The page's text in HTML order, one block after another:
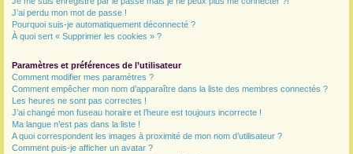
J’ai perdu mon mot de passe !
Pourquoi suis-je automatiquement déconnecté ?
À quoi sert « Supprimer les cookies » ?
Paramètres et préférences de l’utilisateur
Comment modifier mes paramètres ?
Comment empêcher mon nom d’apparaître dans la liste des membres connectés ?
Les heures ne sont pas correctes !
J’ai changé mon fuseau horaire et l’heure est toujours incorrecte !
Ma langue n’est pas dans la liste !
A quoi correspondent les images à proximité de mon nom d’utilisateur ?
Comment puis-je afficher un avatar ?